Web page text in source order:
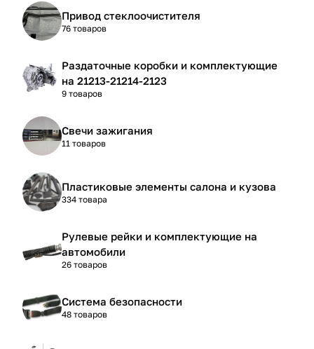
Привод стеклоочистителя
76 товаров
Раздаточные коробки и комплектующие
на 21213-21214-2123
9 товаров
Свечи зажигания
11 товаров
Пластиковые элементы салона и кузова
334 товара
Рулевые рейки и комплектующие на
автомобили
26 товаров
Система безопасности
48 товаров